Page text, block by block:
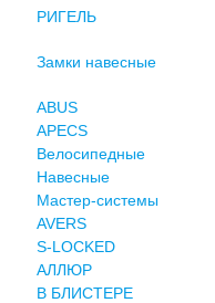
РИГЕЛЬ
Замки навесные
ABUS
APECS
Велосипедные
Навесные
Мастер-системы
AVERS
S-LOCKED
АЛЛЮР
В БЛИСТЕРЕ